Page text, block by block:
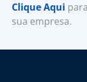
Clique Aqui
sua empresa.